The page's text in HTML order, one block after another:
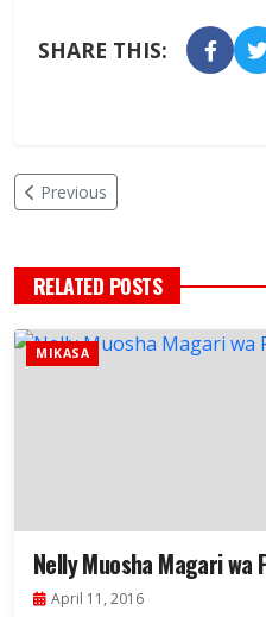
SHARE THIS:
Previous
RELATED POSTS
MIKASA
Nelly Muosha Magari
April 11, 2016